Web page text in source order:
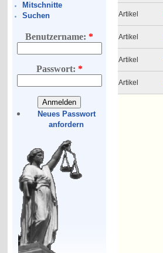
Mitschnitte
Suchen
Benutzername:*
Passwort: *
Neues Passwort
anfordern
Artikel
Artikel
Artikel
Artikel